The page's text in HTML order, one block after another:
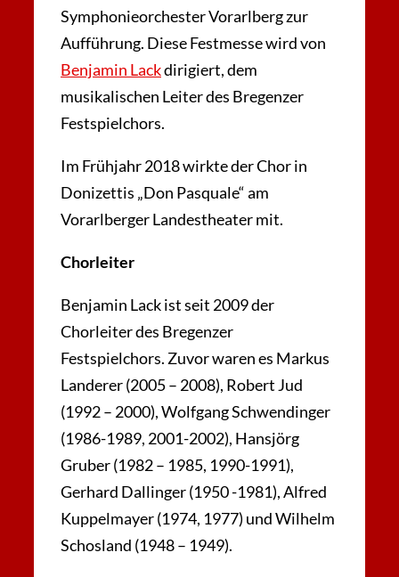
Symphonieorchester Vorarlberg zur
Aufführung. Diese Festmesse wird von
Benjamin Lackdirigiert, dem
musikalischen Leiter des Bregenzer
Festspielchors.
Im Frühjahr 2018 wirkte der Chor in
Donizettis „Don Pasquale“ am
Vorarlberger Landestheater mit.
Chorleiter
Benjamin Lack ist seit 2009 der
Chorleiter des Bregenzer
Festspielchors. Zuvor waren es Markus
Landerer (2005 – 2008), Robert Jud
(1992 – 2000), Wolfgang Schwendinger
(1986-1989, 2001-2002), Hansjörg
Gruber (1982 – 1985, 1990-1991),
Gerhard Dallinger (1950 -1981), Alfred
Kuppelmayer (1974, 1977) und Wilhelm
Schosland (1948 – 1949).